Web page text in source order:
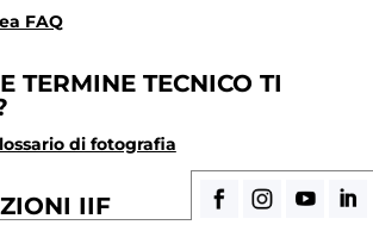
FAQ
TERMINE TECNICO TI
di fotografia
IIF